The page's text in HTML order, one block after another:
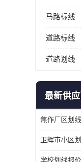
马路标线
道路标线
道路划线
最新供
焦作厂区划
学校划线报